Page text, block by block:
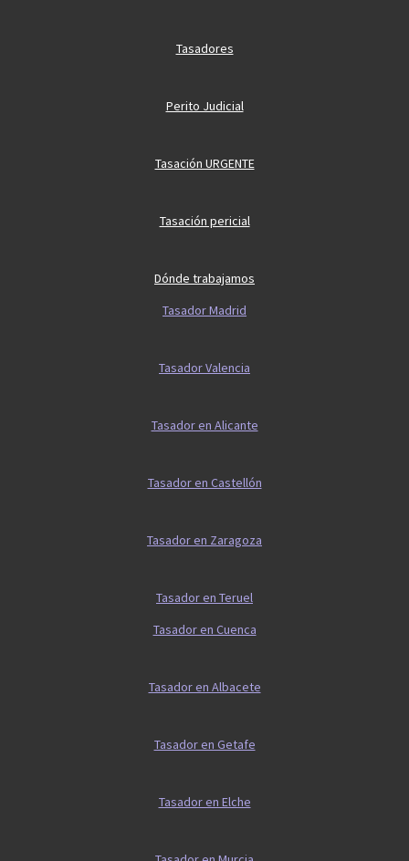
Tasadores
Perito Judicial
Tasación URGENTE
Tasación pericial
Dónde trabajamos
Tasador Madrid
Tasador Valencia
Tasador en Alicante
Tasador en Castellón
Tasador en Zaragoza
Tasador en Teruel
Tasador en Cuenca
Tasador en Albacete
Tasador en Getafe
Tasador en Elche